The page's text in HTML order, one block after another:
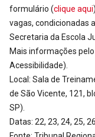
formulário (clique aqui
vagas, condicionadas
Secretaria da Escola
Mais informações
Acessibilidade).
Local: Sala de
de São Vicente, 121,
SP).
Datas: 22, 23, 24, 25,